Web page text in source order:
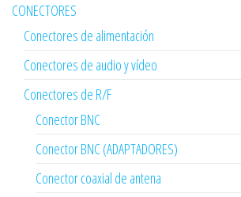
CONECTORES
Conectores de alimentación
Conectores de audio y vídeo
Conectores de R/F
Conector BNC
Conector BNC (ADAPTADORES)
Conector coaxial de antena